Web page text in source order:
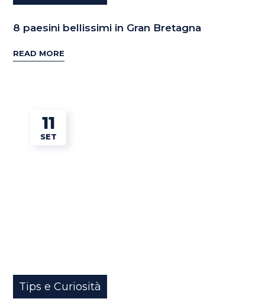
8 paesini bellissimi in Gran Bretagna
READ MORE
11
SET
Tips e Curiosità